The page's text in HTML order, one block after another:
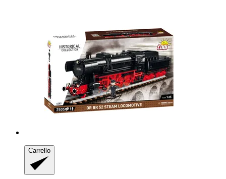
Carrello